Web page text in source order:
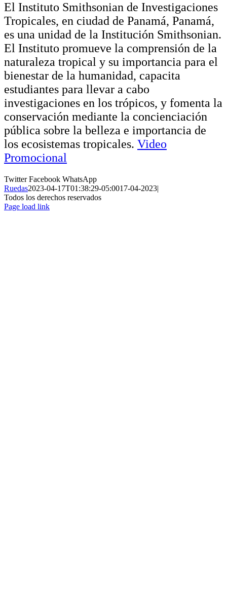
El Instituto Smithsonian de Investigaciones
Tropicales, en ciudad de Panamá, Panamá,
es una unidad de la Institución Smithsonian.
El Instituto promueve la comprensión de la
naturaleza tropical y su importancia para el
bienestar de la humanidad, capacita
estudiantes para llevar a cabo
investigaciones en los trópicos, y fomenta la
conservación mediante la concienciación
pública sobre la belleza e importancia de
los ecosistemas tropicales. Video
Promocional
TwitterFacebook WhatsApp
Ruedas2023-04-17T01:38:29-05:0017-04-2023|
Todos los derechos reservados
Page load link